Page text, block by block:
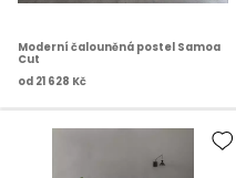
Moderní čalouněná postel Samoa
Cut
od 21 628 Kč